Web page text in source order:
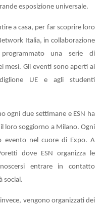
esposizione universale.
a casa, per far scoprire loro
Italia, in collaborazione
una serie di
mesi. Gli eventi sono aperti ai
UE e agli studenti
ogni due settimane e ESN ha
loro soggiorno a Milano. Ogni
evento nel cuore di Expo. A
dove ESN organizza le
entrare in contatto
social.
vengono organizzati dei